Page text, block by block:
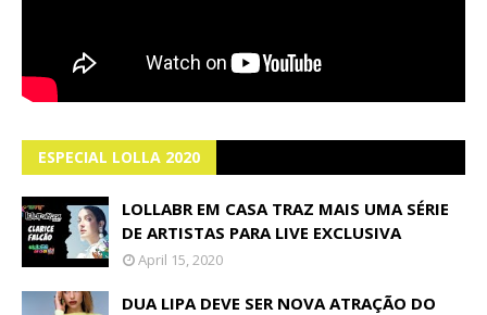
ESPECIAL LOLLA 2020
LOLLABR EM CASA TRAZ MAIS UMA SÉRIE
DE ARTISTAS PARA LIVE EXCLUSIVA
April 15, 2020
DUA LIPA DEVE SER NOVA ATRAÇÃO DO